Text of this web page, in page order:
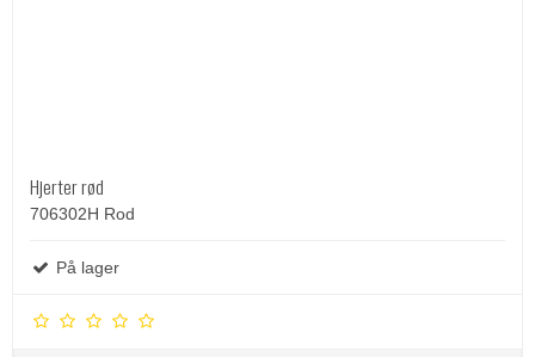
Hjerter rød
706302H Rod
På lager